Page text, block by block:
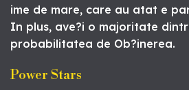
ime de mare, care au atat e
In plus, ave?i o majoritate
probabilitatea de Ob?inerea.
Power Stars